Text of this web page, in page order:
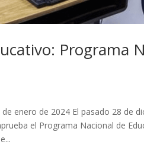
Programa
de enero de 2024 El pasado 28 de
el Programa Nacional de